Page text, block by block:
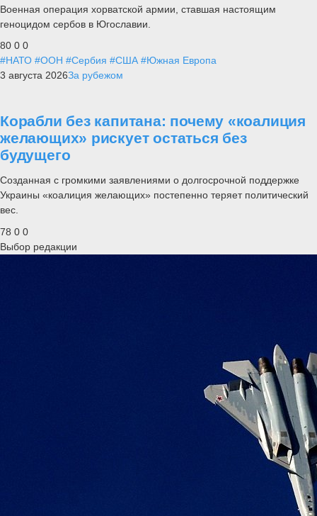
Военная операция хорватской армии, ставшая настоящим
геноцидом сербов в Югославии.
80 0 0
#НАТО #ООН #Сербия #США #Южная Европа
3 августа 2026За рубежом
Корабли без капитана: почему «коалиция
желающих» рискует остаться без
будущего
Созданная с громкими заявлениями о долгосрочной поддержке
Украины «коалиция желающих» постепенно теряет политический
вес.
78 0 0
Выбор редакции